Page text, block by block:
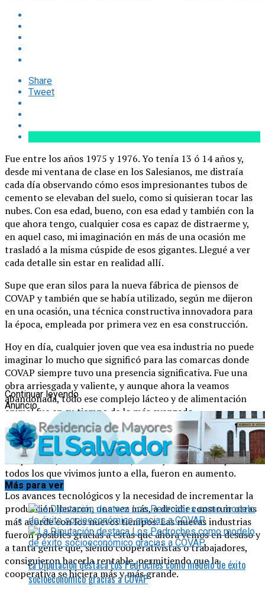
Share
Tweet
Fue entre los años 1975 y 1976. Yo tenía 13 ó 14 años y,
desde mi ventana de clase en los Salesianos, me distraía
cada día observando cómo esos impresionantes tubos de
cemento se elevaban del suelo, como si quisieran tocar las
nubes. Con esa edad, bueno, con esa edad y también con la
que ahora tengo, cualquier cosa es capaz de distraerme y,
en aquel caso, mi imaginación en más de una ocasión me
trasladó a la misma cúspide de esos gigantes. Llegué a ver
cada detalle sin estar en realidad allí.
Supe que eran silos para la nueva fábrica de piensos de
COVAP y también que se había utilizado, según me dijeron
en una ocasión, una técnica constructiva innovadora para
la época, empleada por primera vez en esa construcción.
Hoy en día, cualquier joven que vea esa industria no puede
imaginar lo mucho que significó para las comarcas donde
COVAP siempre tuvo una presencia significativa. Fue una
obra arriesgada y valiente, y aunque ahora la veamos
abandonada, todo ese complejo lácteo y de alimentación
animal fue en su tiempo de lo más avanzado.
Gracias a estas factorías, entre otras cosas, COVAP siguió
creciendo. Con el tiempo las necesidades de esta gran
cooperativa, en lo económico, social y sentimental para
todos los que vivimos junto a ella, fueron en aumento.
Los avances tecnológicos y la necesidad de incrementar la
producción llevaron, una vez más, a decidir construir otras
más acorde con los nuevos tiempos. Las nuevas industrias
fueron posibles gracias a estas que ahora vemos en desuso y
a tanta gente que, siendo cooperativistas o trabajadores,
consiguieron hacerla rentable, permitiendo que la
cooperativa se hiciera más y más grande.
Continuar leyendo
Anuncio
Más para ver
La Diputación destaca Los Pedroches como modelo de éxito
socioeconómico gracias a COVAP